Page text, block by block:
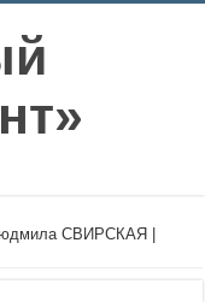
СВИРСКАЯ |